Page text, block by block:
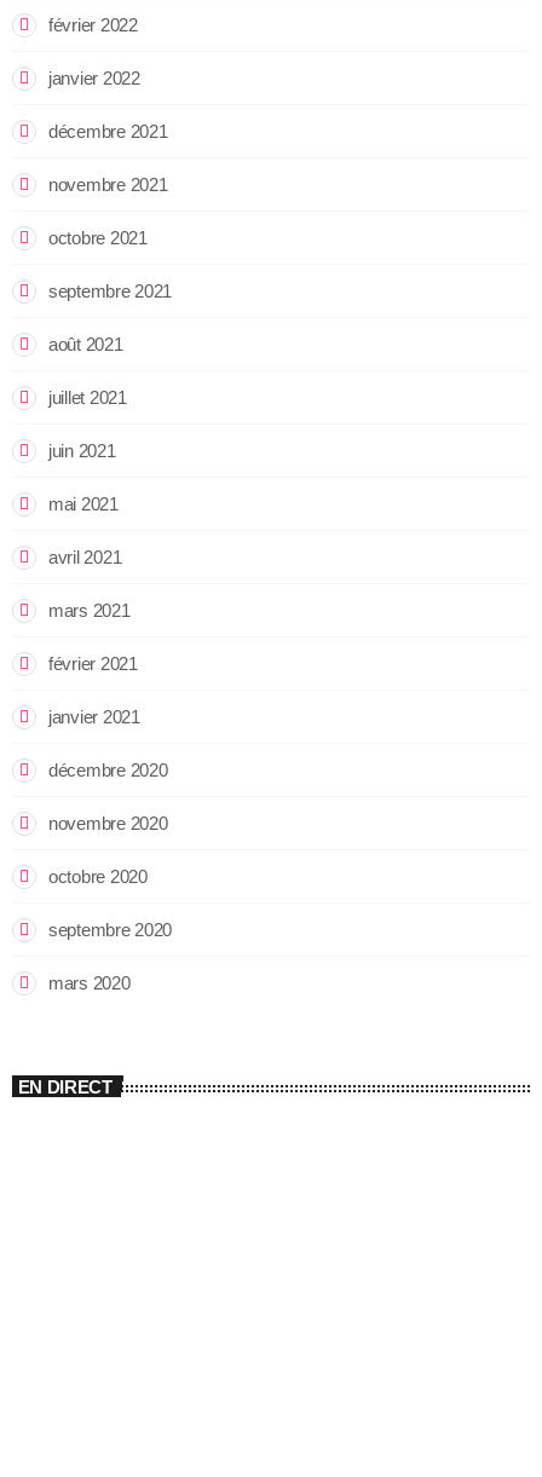
février 2022
janvier 2022
décembre 2021
novembre 2021
octobre 2021
septembre 2021
août 2021
juillet 2021
juin 2021
mai 2021
avril 2021
mars 2021
février 2021
janvier 2021
décembre 2020
novembre 2020
octobre 2020
septembre 2020
mars 2020
EN DIRECT